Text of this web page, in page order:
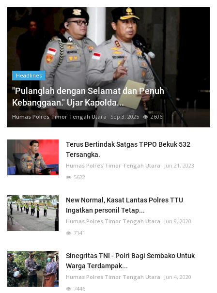
Headlines
"Pulanglah dengan Selamat dan Penuh
Kebanggaan." Ujar Kapolda...
Humas Polres Timor Tengah Utara Sep 3, 2025 2606
Terus Bertindak Satgas TPPO Bekuk 532
Tersangka.
Humas Polres Timor Tengah Utara
Jun 21, 2023
5622
New Normal, Kasat Lantas Polres TTU
Ingatkan personil Tetap...
Humas Polres Timor Tengah Utara
Jun 9, 2020
7141
Sinegritas TNI - Polri Bagi Sembako Untuk
Warga Terdampak...
Humas Polres Timor Tengah Utara
Jun 4, 2020
7446